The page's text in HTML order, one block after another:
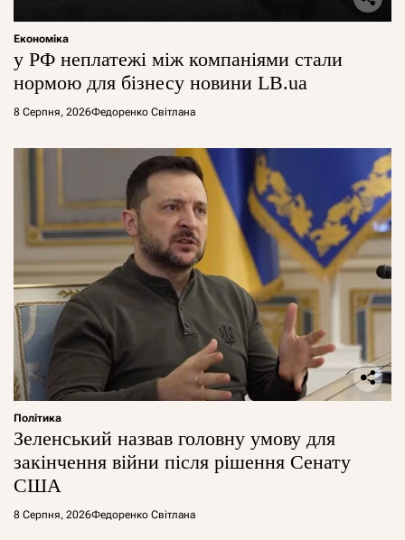
Економіка
у РФ неплатежі між компаніями стали
нормою для бізнесу новини LB.ua
8 Серпня, 2026Федоренко Світлана
Політика
Зеленський назвав головну умову для
закінчення війни після рішення Сенату
США
8 Серпня, 2026Федоренко Світлана